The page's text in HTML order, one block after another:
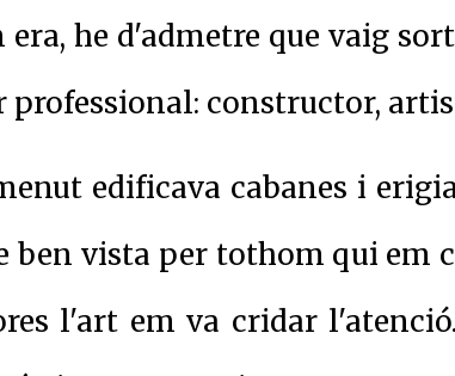
he d'admetre que vaig
professional: constructor,
edificava cabanes i
ben vista per tothom qui em
l'art em va cridar